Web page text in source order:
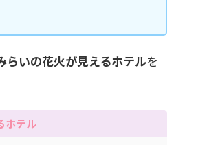
らいの花火が見えるホテルを
ホテル